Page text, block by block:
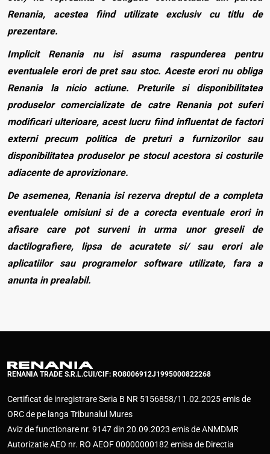
Renania, acestea fiind utilizate exclusiv cu titlu de
prezentare.
Implicit Renania nu isi asuma raspunderea pentru
eventualele erori de pret sau stoc. Aceste erori nu obliga
Renania la nicio actiune. Preturile si disponibilitatea
produselor comercializate de catre Renania pot suferi
modificari ulterioare, acest lucru fiind influentat de factori
externi precum politica de preturi a furnizorilor sau
disponibilitatea produselor pe stocul acestora si costurile
adiacente de aprovizionare.
De asemenea, Renania isi rezerva dreptul de a completa
eventualele omisiuni si de a corecta eventuale erori in
afisare care pot surveni in urma unor greseli de
dactilografiere, lipsa de acuratete si/ sau erori ale
aplicatiilor sau programelor software utilizate, fara a
anunta in prealabil.
RENANIA TRADE S.R.L.CUI/CIF: RO8006912J1995000822268
Certificat de inregistrare Seria B NR 5156858/11.02.2025 emis de
ORC de pe langa Tribunalul Mures
Aviz de functionare nr. 9147 din 20.09.2023 emis de ANMDMR
Autorizatie AEO nr. RO AEOF 00000000182 emisa de Directia